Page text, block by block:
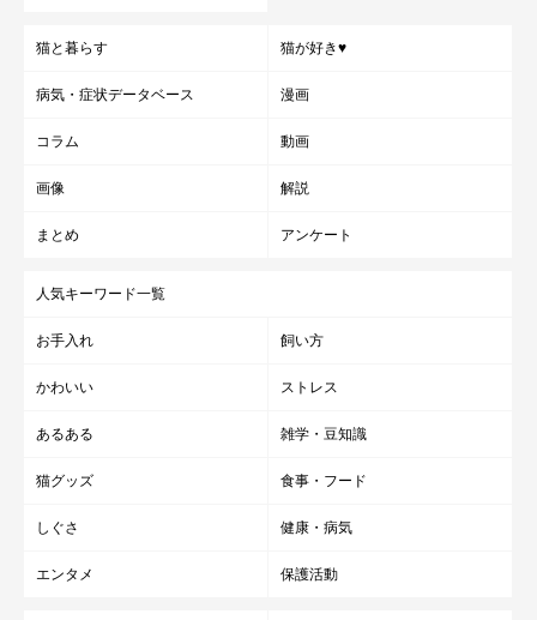
猫と暮らす 猫が好き♥
病気・症状データベース 漫画
コラム 動画
画像 解説
まとめ アンケート
人気キーワード一覧
お手入れ 飼い方
かわいい ストレス
あるある 雑学・豆知識
猫グッズ 食事・フード
しぐさ 健康・病気
エンタメ 保護活動